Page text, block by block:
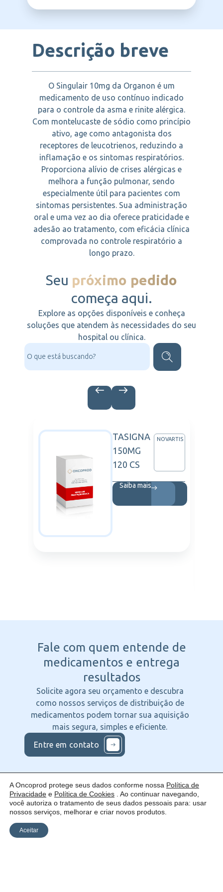
Descrição breve
O Singulair 10mg da Organon é um
medicamento de uso contínuo indicado
para o controle da asma e rinite alérgica.
Com montelucaste de sódio como princípio
ativo, age como antagonista dos
receptores de leucotrienos, reduzindo a
inflamação e os sintomas respiratórios.
Proporciona alívio de crises alérgicas e
melhora a função pulmonar, sendo
especialmente útil para pacientes com
sintomas persistentes. Sua administração
oral e uma vez ao dia oferece praticidade e
adesão ao tratamento, com eficácia clínica
comprovada no controle respiratório a
longo prazo.
Seu próximo pedido
começa aqui.
Explore as opções disponíveis e conheça
soluções que atendem às necessidades do seu
hospital ou clínica.
TASIGNA
150MG
120 CS
NOVARTIS
Saiba mais
Fale com quem entende de
medicamentos e entrega
resultados
Solicite agora seu orçamento e descubra
como nossos serviços de distribuição de
medicamentos podem tornar sua aquisição
mais segura, simples e eficiente.
Entre em contato
Uma empresa:
Institucional
Quem
O que
Nos
Siga
A Oncoprod protege seus dados conforme nossa Política de
Privacidade e Política de Cookies . Ao continuar navegando,
você autoriza o tratamento de seus dados pessoais para: usar
nossos serviços, melhorar e criar novos produtos.
Aceitar